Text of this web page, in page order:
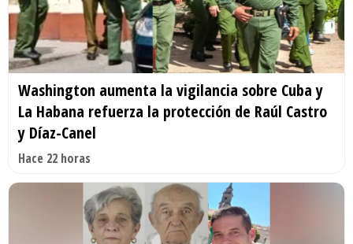
Washington aumenta la vigilancia sobre Cuba y
La Habana refuerza la protección de Raúl Castro
y Díaz-Canel
Hace 22 horas